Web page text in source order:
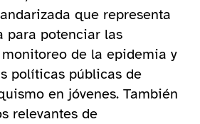
que representa
para potenciar las
de la epidemia y
políticas públicas de
en jóvenes. También
relevantes de